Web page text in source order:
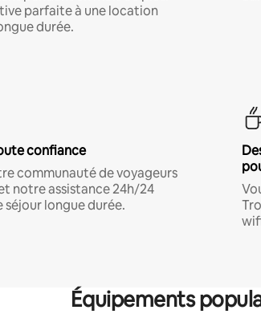
parfaite à une location
durée.
confiance
communauté de voyageurs
notre assistance 24h/24
longue durée.
Équipements